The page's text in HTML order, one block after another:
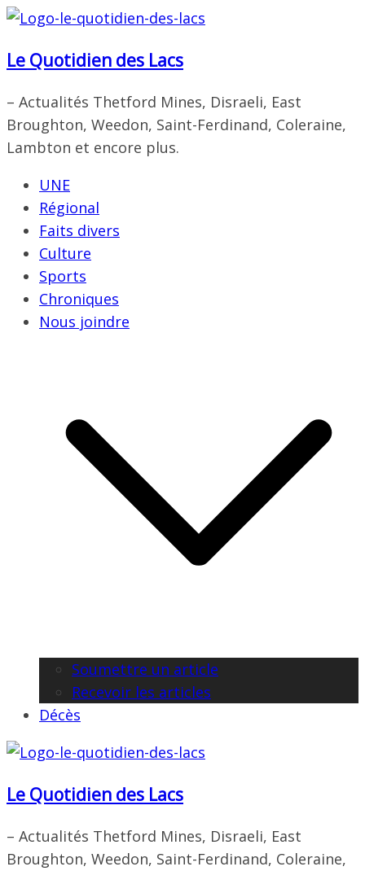
Passer
contenu
Le Quotidien des Lacs
– Actualités Thetford Mines, Disraeli, East
Broughton, Weedon, Saint-Ferdinand, Coleraine,
Lambton et encore plus.
UNE
Régional
Faits divers
Culture
Sports
Chroniques
Nous joindre
Soumettre un article
Recevoir les articles
Décès
Le Quotidien des Lacs
– Actualités Thetford Mines, Disraeli, East
Broughton, Weedon, Saint-Ferdinand, Coleraine,